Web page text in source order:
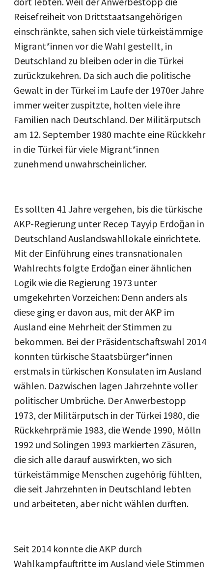
Reisefreiheit von Drittstaatsangehörigen
einschränkte, sahen sich viele türkeistämmige
Migrant*innen vor die Wahl gestellt, in
Deutschland zu bleiben oder in die Türkei
zurückzukehren. Da sich auch die politische
Gewalt in der Türkei im Laufe der 1970er Jahre
immer weiter zuspitzte, holten viele ihre
Familien nach Deutschland. Der Militärputsch
am 12. September 1980 machte eine Rückkehr
in die Türkei für viele Migrant*innen
zunehmend unwahrscheinlicher.
Es sollten 41 Jahre vergehen, bis die türkische
AKP-Regierung unter Recep Tayyip Erdoğan in
Deutschland Auslandswahllokale einrichtete.
Mit der Einführung eines transnationalen
Wahlrechts folgte Erdoğan einer ähnlichen
Logik wie die Regierung 1973 unter
umgekehrten Vorzeichen: Denn anders als
diese ging er davon aus, mit der AKP im
Ausland eine Mehrheit der Stimmen zu
bekommen. Bei der Präsidentschaftswahl 2014
konnten türkische Staatsbürger*innen
erstmals in türkischen Konsulaten im Ausland
wählen. Dazwischen lagen Jahrzehnte voller
politischer Umbrüche. Der Anwerbestopp
1973, der Militärputsch in der Türkei 1980, die
Rückkehrprämie 1983, die Wende 1990, Mölln
1992 und Solingen 1993 markierten Zäsuren,
die sich alle darauf auswirkten, wo sich
türkeistämmige Menschen zugehörig fühlten,
die seit Jahrzehnten in Deutschland lebten
und arbeiteten, aber nicht wählen durften.
Seit 2014 konnte die AKP durch
Wahlkampfauftritte im Ausland viele Stimmen